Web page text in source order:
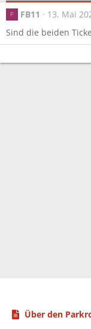
F FB11
13. Mai
Sind die beiden
Über den